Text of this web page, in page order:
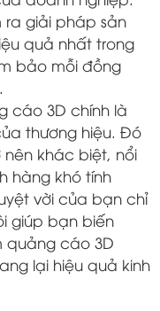
ra giải pháp sản
quả nhất trong
bảo mỗi đồng
cáo 3D chính là
thương hiệu. Đó
khác biệt, nổi
hàng khó tính
vời của bạn chỉ
giúp bạn biến
quảng cáo 3D
lại hiệu quả kinh